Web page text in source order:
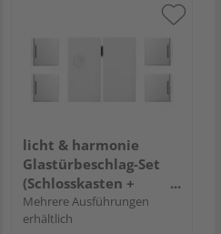
licht & harmonie
Glastürbeschlag-Set
(Schlosskasten +
Bänder) 2-flügelig
"Impuls 2.1"
Mehrere Ausführungen
erhältlich